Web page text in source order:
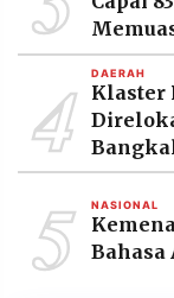
4 DAERAH
Klaster
5 NASIONAL
Bahasa